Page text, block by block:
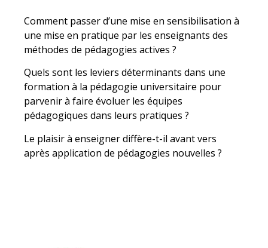
Comment passer d’une mise en sensibilisation à
une mise en pratique par les enseignants des
méthodes de pédagogies actives ?
Quels sont les leviers déterminants dans une
formation à la pédagogie universitaire pour
parvenir à faire évoluer les équipes
pédagogiques dans leurs pratiques ?
Le plaisir à enseigner diffère-t-il avant vers
après application de pédagogies nouvelles ?